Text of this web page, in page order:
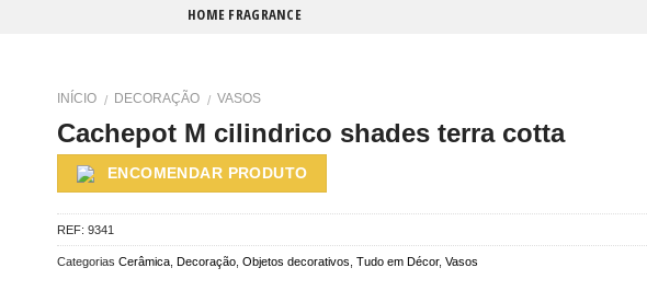
HOME FRAGRANCE
INÍCIO / DECORAÇÃO / VASOS
Cachepot M cilindrico shades terra cotta
ENCOMENDAR PRODUTO
REF: 9341
Categorias Cerâmica, Decoração, Objetos decorativos Tudo em Décor, Vasos